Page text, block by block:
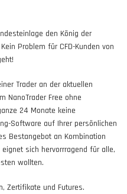
den König der
Problem für CFD-Kunden von
Trader an der aktuellen
NanoTrader Free ohne
24 Monate keine
Software auf Ihrer persönlichen
Bestangebot an Kombination
sich hervorrragend für alle,
wollten.
Zertifikate und Futures.